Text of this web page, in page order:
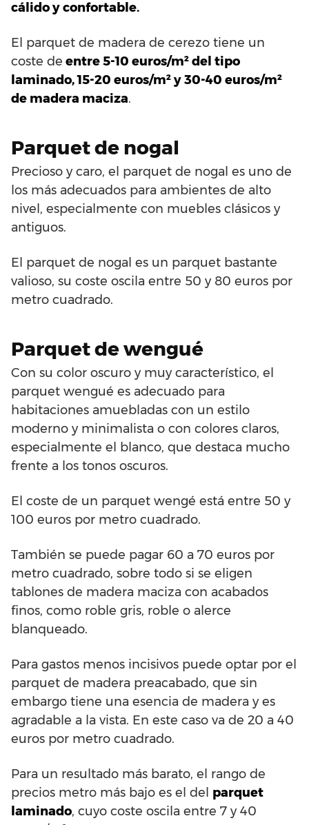
cálido y confortable.
El parquet de madera de cerezo tiene un
coste de entre 5-10 euros/m² del tipo
laminado, 15-20 euros/m² y 30-40 euros/m²
de madera maciza.
Parquet de nogal
Precioso y caro, el parquet de nogal es uno de
los más adecuados para ambientes de alto
nivel, especialmente con muebles clásicos y
antiguos.
El parquet de nogal es un parquet bastante
valioso, su coste oscila entre 50 y 80 euros por
metro cuadrado.
Parquet de wengué
Con su color oscuro y muy característico, el
parquet wengué es adecuado para
habitaciones amuebladas con un estilo
moderno y minimalista o con colores claros,
especialmente el blanco, que destaca mucho
frente a los tonos oscuros.
El coste de un parquet wengé está entre 50 y
100 euros por metro cuadrado.
También se puede pagar 60 a 70 euros por
metro cuadrado, sobre todo si se eligen
tablones de madera maciza con acabados
finos, como roble gris, roble o alerce
blanqueado.
Para gastos menos incisivos puede optar por el
parquet de madera preacabado, que sin
embargo tiene una esencia de madera y es
agradable a la vista. En este caso va de 20 a 40
euros por metro cuadrado.
Para un resultado más barato, el rango de
precios metro más bajo es el del parquet
laminado, cuyo coste oscila entre 7 y 40